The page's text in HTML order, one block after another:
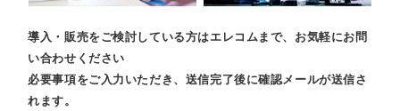
導入・販売をご検討している方はエレコムまで、お気軽にお問
い合わせください
必要事項をご入力いただき、送信完了後に確認メールが送信さ
れます。